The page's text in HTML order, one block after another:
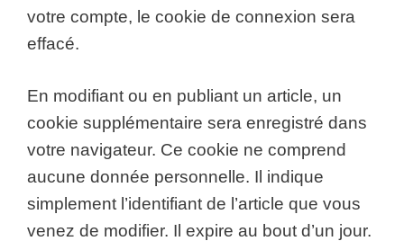
votre compte, le cookie de connexion sera
effacé.
En modifiant ou en publiant un article, un
cookie supplémentaire sera enregistré dans
votre navigateur. Ce cookie ne comprend
aucune donnée personnelle. Il indique
simplement l’identifiant de l’article que vous
venez de modifier. Il expire au bout d’un jour.